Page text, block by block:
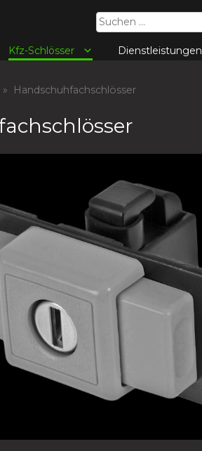
Suchen
nach:
Kfz-Schlösser Dienstleistungen
» Handschuhfachschlösser